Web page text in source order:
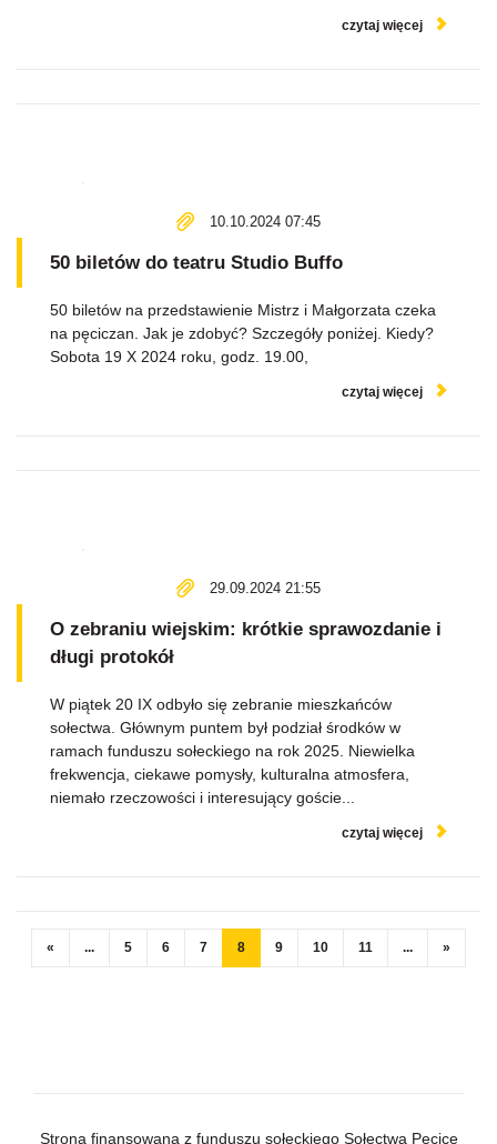
czytaj więcej
10.10.2024 07:45
50 biletów do teatru Studio Buffo
50 biletów na przedstawienie Mistrz i Małgorzata czeka
na pęciczan. Jak je zdobyć? Szczegóły poniżej. Kiedy?
Sobota 19 X 2024 roku, godz. 19.00,
czytaj więcej
29.09.2024 21:55
O zebraniu wiejskim: krótkie sprawozdanie i
długi protokół
W piątek 20 IX odbyło się zebranie mieszkańców
sołectwa. Głównym puntem był podział środków w
ramach funduszu sołeckiego na rok 2025. Niewielka
frekwencja, ciekawe pomysły, kulturalna atmosfera,
niemało rzeczowości i interesujący goście...
czytaj więcej
« ... 5 6 7 8 9 10 11 ... »
Strona finansowana z funduszu sołeckiego Sołectwa Pęcice